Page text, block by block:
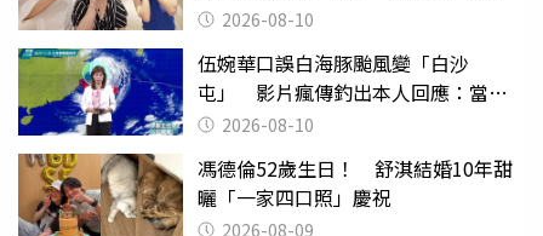
2026-08-10
伍婉華口誤白海豚颱風變「白沙
屯」 影片瘋傳釣出本人回應：當下
懊惱到現在
2026-08-10
馮德倫52歲生日！ 舒淇結婚10年甜
曬「一家四口照」慶祝
2026-08-09